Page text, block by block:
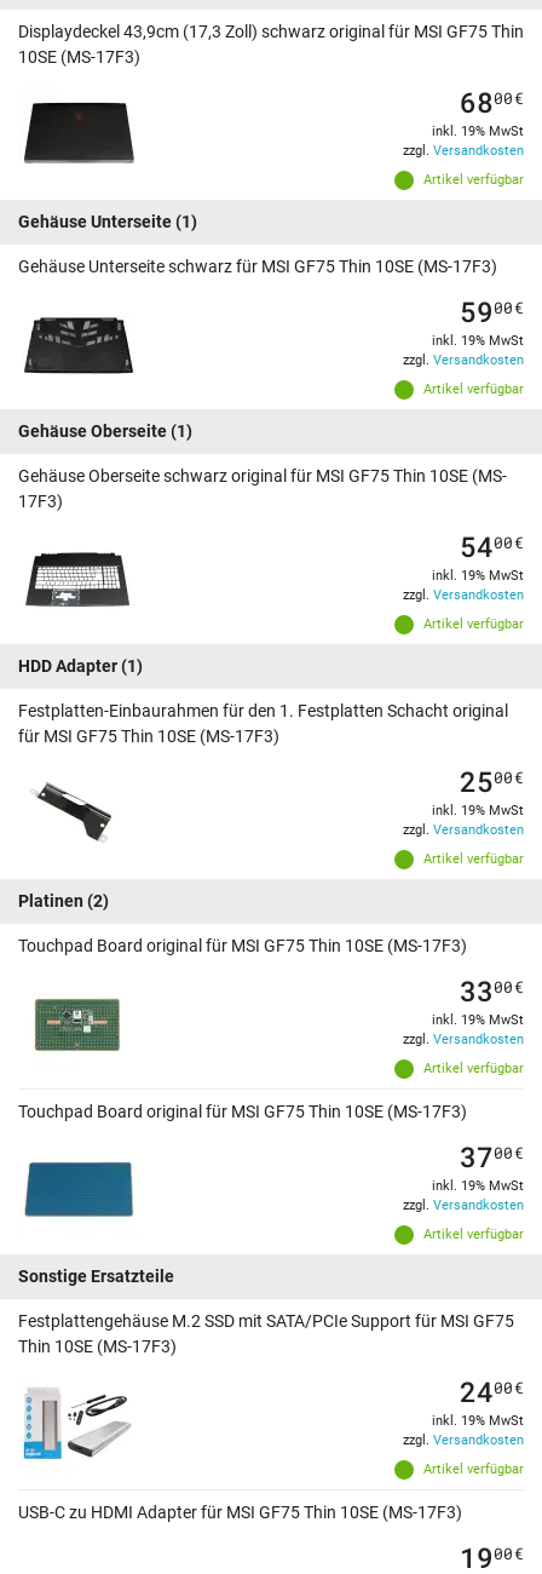
Displaydeckel 43,9cm (17,3 Zoll) schwarz original für MSI GF75 Thin
10SE (MS-17F3)
Artikel verfügbar
6800€
inkl. 19% MwSt
zzgl. Versandkosten
Gehäuse Unterseite(1)
Gehäuse Unterseite schwarz für MSI GF75 Thin 10SE (MS-17F3)
Artikel verfügbar
5900€
inkl. 19% MwSt
zzgl. Versandkosten
Gehäuse Oberseite(1)
Gehäuse Oberseite schwarz original für MSI GF75 Thin 10SE (MS-
17F3)
Artikel verfügbar
5400€
inkl. 19% MwSt
zzgl. Versandkosten
HDD Adapter(1)
Festplatten-Einbaurahmen für den 1. Festplatten Schacht original
für MSI GF75 Thin 10SE (MS-17F3)
Artikel verfügbar
2500€
inkl. 19% MwSt
zzgl. Versandkosten
Platinen (2)
Touchpad Board original für MSI GF75 Thin 10SE (MS-17F3)
Artikel verfügbar
3300€
inkl. 19% MwSt
zzgl. Versandkosten
Touchpad Board original für MSI GF75 Thin 10SE (MS-17F3)
Artikel verfügbar
3700€
inkl. 19% MwSt
zzgl. Versandkosten
Sonstige Ersatzteile
Festplattengehäuse M.2 SSD mit SATA/PCIe Support für MSI GF75
Thin 10SE (MS-17F3)
Artikel verfügbar
2400€
inkl. 19% MwSt
zzgl. Versandkosten
USB-C zu HDMI Adapter für MSI GF75 Thin 10SE (MS-17F3)
1900€